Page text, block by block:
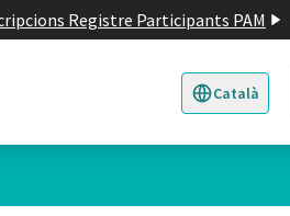
Registre Participants PAM
Català
Triar la llengua
5